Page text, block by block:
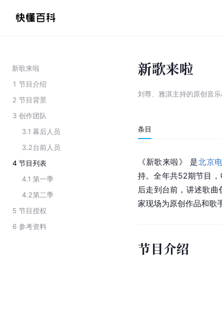
新歌来啦
1 节目介绍
2 节目背景
3 创作团队
3.1 幕后人员
3.2台前人员
4 节目列表
4.1 第一季
4.2第二季
5 节目授权
6 参考资料
新歌来啦
刘尊、雅淇主持的原创音
条目
《新歌来啦》 是北京
持。全年共52期节目
后走到台前，讲述歌曲
家现场为原创作品和歌
节目介绍